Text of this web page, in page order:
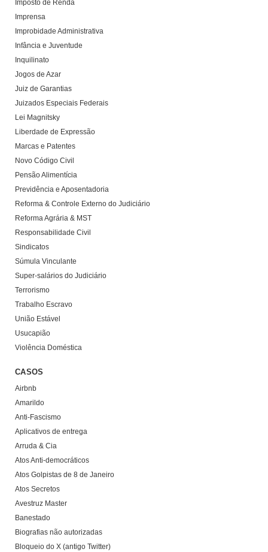
Imposto de Renda
Imprensa
Improbidade Administrativa
Infância e Juventude
Inquilinato
Jogos de Azar
Juiz de Garantias
Juizados Especiais Federais
Lei Magnitsky
Liberdade de Expressão
Marcas e Patentes
Novo Código Civil
Pensão Alimentícia
Previdência e Aposentadoria
Reforma & Controle Externo do Judiciário
Reforma Agrária & MST
Responsabilidade Civil
Sindicatos
Súmula Vinculante
Super-salários do Judiciário
Terrorismo
Trabalho Escravo
União Estável
Usucapião
Violência Doméstica
CASOS
Airbnb
Amarildo
Anti-Fascismo
Aplicativos de entrega
Arruda & Cia
Atos Anti-democráticos
Atos Golpistas de 8 de Janeiro
Atos Secretos
Avestruz Master
Banestado
Biografias não autorizadas
Bloqueio do X (antigo Twitter)